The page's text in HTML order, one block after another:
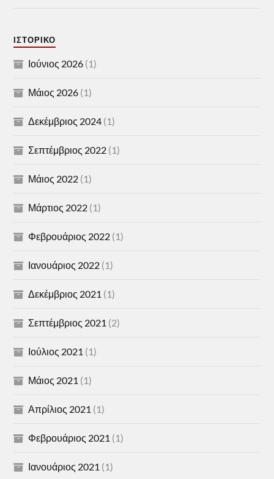
ΙΣΤΟΡΙΚΌ
Ιούνιος 2026 (1)
Μάιος 2026 (1)
Δεκέμβριος 2024 (1)
Σεπτέμβριος 2022 (1)
Μάιος 2022 (1)
Μάρτιος 2022 (1)
Φεβρουάριος 2022 (1)
Ιανουάριος 2022 (1)
Δεκέμβριος 2021 (1)
Σεπτέμβριος 2021 (2)
Ιούλιος 2021 (1)
Μάιος 2021 (1)
Απρίλιος 2021 (1)
Φεβρουάριος 2021 (1)
Ιανουάριος 2021 (1)